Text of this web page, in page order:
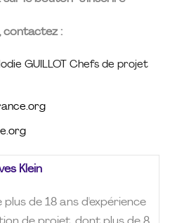
contactez :
GUILLOT Chefs de projet
Klein
plus de 18 ans d'expérience